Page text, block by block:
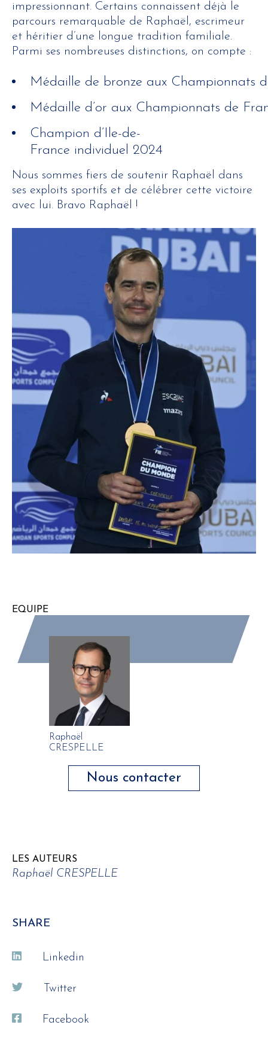
LES AUTEURS
Raphaël CRESPELLE
SHARE
Linkedin
Twitter
Facebook
impressionnant. Certains connaissent déjà le
parcours remarquable de Raphaël, escrimeur
et héritier d’une longue tradition familiale.
Parmi ses nombreuses distinctions, on compte :
Médaille de bronze aux Championnats
Médaille d’or aux Championnats de
Champion d’Ile-de-
France individuel 2024
Nous sommes fiers de soutenir Raphaël dans
ses exploits sportifs et de célébrer cette victoire
avec lui. Bravo Raphaël !
EQUIPE
Raphaël
CRESPELLE
Nous contacter